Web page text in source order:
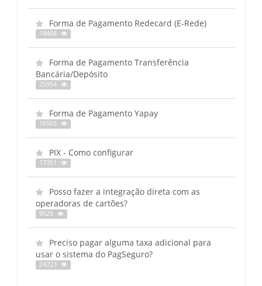
Forma de Pagamento Redecard (E-Rede)
18468
Forma de Pagamento Transferência
Bancária/Depósito
25954
Forma de Pagamento Yapay
16503
PIX - Como configurar
17351
Posso fazer a integração direta com as
operadoras de cartões?
9529
Preciso pagar alguma taxa adicional para
usar o sistema do PagSeguro?
24723